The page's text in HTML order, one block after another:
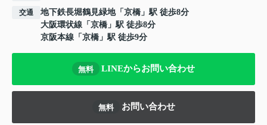
交通 地下鉄長堀鶴見緑地「 京橋 」駅 徒歩8分
大阪環状線 「 京橋 」駅 徒歩8分
京阪本線 「 京橋 」駅 徒歩9分
無料 LINEからお問い合わせ
無料 お問い合わせ